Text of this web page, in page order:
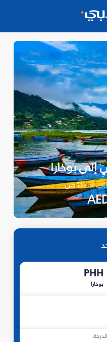
إلى بوخارا
ابتداءً من
PHH
بوخارا
الدرجة